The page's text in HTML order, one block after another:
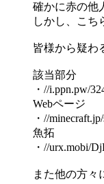
確かに赤の他
しかし、こち
皆様から疑わ
該当部分
・//i.ppn.pw/
Webページ
・//
魚拓
・//urx.mobi/
また他の方々